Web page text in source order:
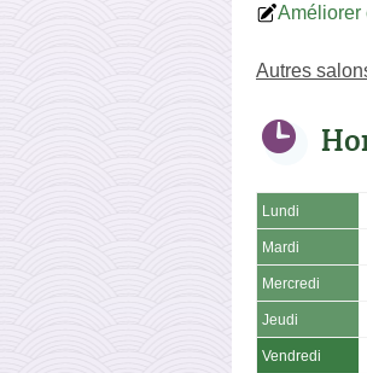
Améliorer
Autres
Lundi
Mardi
Mercredi
Jeudi
Vendredi